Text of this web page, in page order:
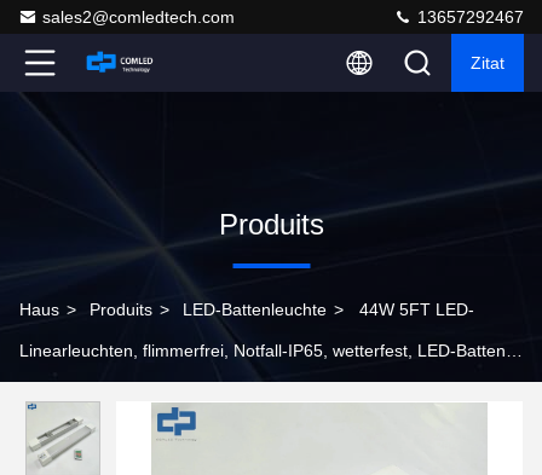
sales2@comledtech.com 13657292467
Zitat
Produits
Haus > Produits > LED-Battenleuchte > 44W 5FT LED-
Linearleuchten, flimmerfrei, Notfall-IP65, wetterfest, LED-Batten,
Tunnelbeleuchtung